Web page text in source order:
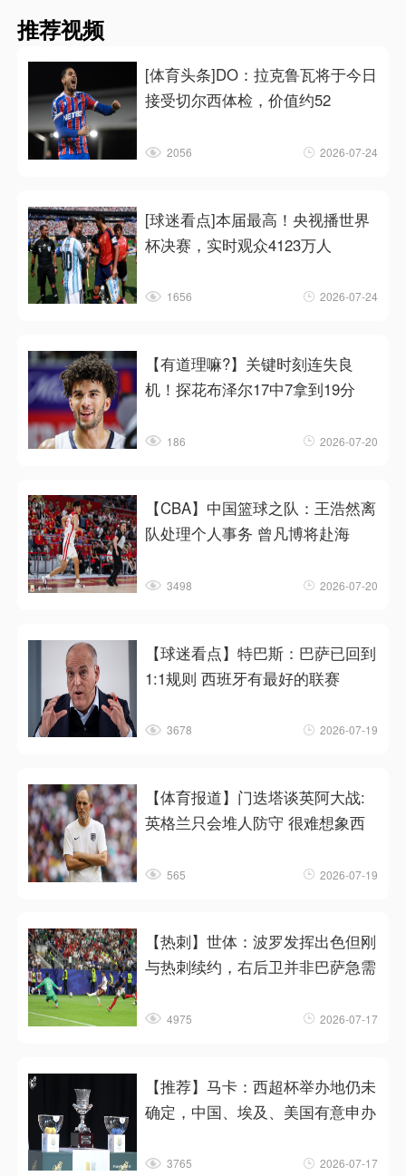
推荐视频
[体育头条]DO：拉克鲁瓦将于今日
接受切尔西体检，价值约52
2056 2026-07-24
[球迷看点]本届最高！央视播世界
杯决赛，实时观众4123万人
1656 2026-07-24
【有道理嘛?】关键时刻连失良
机！探花布泽尔17中7拿到19分
186 2026-07-20
【CBA】中国篮球之队：王浩然离
队处理个人事务 曾凡博将赴海
3498 2026-07-20
【球迷看点】特巴斯：巴萨已回到
1:1规则 西班牙有最好的联赛
3678 2026-07-19
【体育报道】门迭塔谈英阿大战:
英格兰只会堆人防守 很难想象西
565 2026-07-19
【热刺】世体：波罗发挥出色但刚
与热刺续约，右后卫并非巴萨急需
4975 2026-07-17
【推荐】马卡：西超杯举办地仍未
确定，中国、埃及、美国有意申办
3765 2026-07-17